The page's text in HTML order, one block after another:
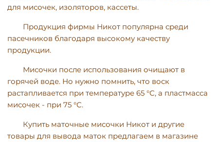
для мисочек, изоляторов, кассеты.
Продукция фирмы Никот популярна среди
пасечников благодаря высокому качеству
продукции.
Мисочки после использования очищают в
горячей воде. Но нужно помнить, что воск
растапливается при температуре 65 °С, а пластмасса
мисочек - при 75 °С.
Купить маточные мисочки Никот и другие
товары для вывода маток предлагаем в магазине